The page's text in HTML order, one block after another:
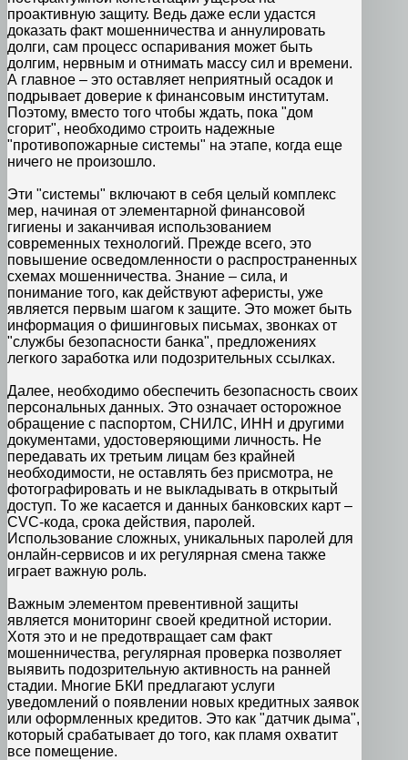
проактивную защиту. Ведь даже если удастся
доказать факт мошенничества и аннулировать
долги, сам процесс оспаривания может быть
долгим, нервным и отнимать массу сил и времени.
А главное – это оставляет неприятный осадок и
подрывает доверие к финансовым институтам.
Поэтому, вместо того чтобы ждать, пока "дом
сгорит", необходимо строить надежные
"противопожарные системы" на этапе, когда еще
ничего не произошло.
Эти "системы" включают в себя целый комплекс
мер, начиная от элементарной финансовой
гигиены и заканчивая использованием
современных технологий. Прежде всего, это
повышение осведомленности о распространенных
схемах мошенничества. Знание – сила, и
понимание того, как действуют аферисты, уже
является первым шагом к защите. Это может быть
информация о фишинговых письмах, звонках от
"службы безопасности банка", предложениях
легкого заработка или подозрительных ссылках.
Далее, необходимо обеспечить безопасность своих
персональных данных. Это означает осторожное
обращение с паспортом, СНИЛС, ИНН и другими
документами, удостоверяющими личность. Не
передавать их третьим лицам без крайней
необходимости, не оставлять без присмотра, не
фотографировать и не выкладывать в открытый
доступ. То же касается и данных банковских карт –
CVC-кода, срока действия, паролей.
Использование сложных, уникальных паролей для
онлайн-сервисов и их регулярная смена также
играет важную роль.
Важным элементом превентивной защиты
является мониторинг своей кредитной истории.
Хотя это и не предотвращает сам факт
мошенничества, регулярная проверка позволяет
выявить подозрительную активность на ранней
стадии. Многие БКИ предлагают услуги
уведомлений о появлении новых кредитных заявок
или оформленных кредитов. Это как "датчик дыма",
который срабатывает до того, как пламя охватит
все помещение.